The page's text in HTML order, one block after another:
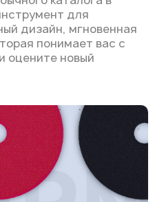
для
дизайн, мгновенная
понимает вас с
оцените новый